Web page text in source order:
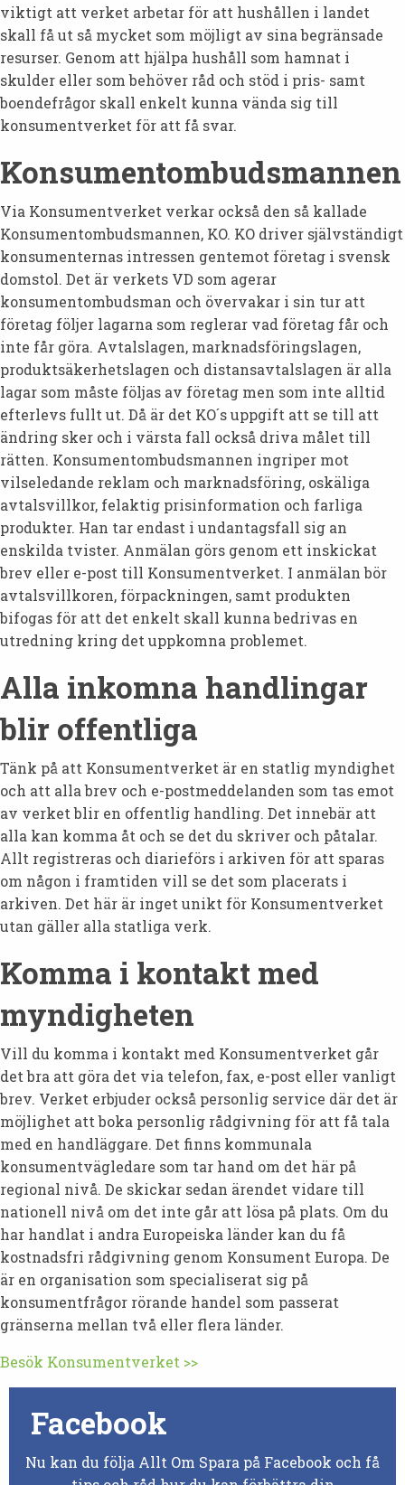
viktigt att verket arbetar för att hushållen i landet
skall få ut så mycket som möjligt av sina begränsade
resurser. Genom att hjälpa hushåll som hamnat i
skulder eller som behöver råd och stöd i pris- samt
boendefrågor skall enkelt kunna vända sig till
konsumentverket för att få svar.
Konsumentombudsmannen
Via Konsumentverket verkar också den så kallade
Konsumentombudsmannen, KO. KO driver självständigt
konsumenternas intressen gentemot företag i svensk
domstol. Det är verkets VD som agerar
konsumentombudsman och övervakar i sin tur att
företag följer lagarna som reglerar vad företag får och
inte får göra. Avtalslagen, marknadsföringslagen,
produktsäkerhetslagen och distansavtalslagen är alla
lagar som måste följas av företag men som inte alltid
efterlevs fullt ut. Då är det KO´s uppgift att se till att
ändring sker och i värsta fall också driva målet till
rätten. Konsumentombudsmannen ingriper mot
vilseledande reklam och marknadsföring, oskäliga
avtalsvillkor, felaktig prisinformation och farliga
produkter. Han tar endast i undantagsfall sig an
enskilda tvister. Anmälan görs genom ett inskickat
brev eller e-post till Konsumentverket. I anmälan bör
avtalsvillkoren, förpackningen, samt produkten
bifogas för att det enkelt skall kunna bedrivas en
utredning kring det uppkomna problemet.
Alla inkomna handlingar
blir offentliga
Tänk på att Konsumentverket är en statlig myndighet
och att alla brev och e-postmeddelanden som tas emot
av verket blir en offentlig handling. Det innebär att
alla kan komma åt och se det du skriver och påtalar.
Allt registreras och diarieförs i arkiven för att sparas
om någon i framtiden vill se det som placerats i
arkiven. Det här är inget unikt för Konsumentverket
utan gäller alla statliga verk.
Komma i kontakt med
myndigheten
Vill du komma i kontakt med Konsumentverket går
det bra att göra det via telefon, fax, e-post eller vanligt
brev. Verket erbjuder också personlig service där det är
möjlighet att boka personlig rådgivning för att få tala
med en handläggare. Det finns kommunala
konsumentvägledare som tar hand om det här på
regional nivå. De skickar sedan ärendet vidare till
nationell nivå om det inte går att lösa på plats. Om du
har handlat i andra Europeiska länder kan du få
kostnadsfri rådgivning genom Konsument Europa. De
är en organisation som specialiserat sig på
konsumentfrågor rörande handel som passerat
gränserna mellan två eller flera länder.
Besök Konsumentverket >>
Facebook
Nu kan du följa Allt Om Spara på Facebook och få